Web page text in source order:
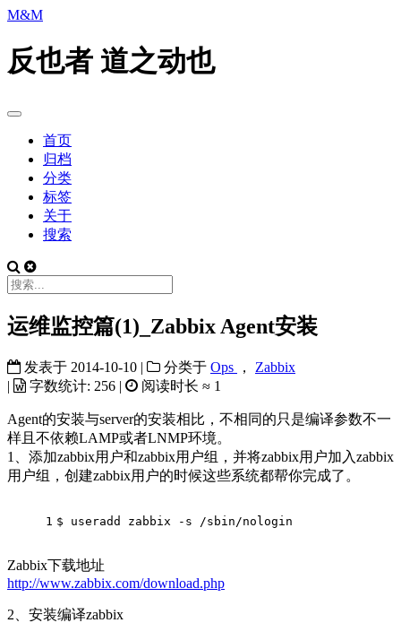
M&M
反也者 道之动也
首页
归档
分类
标签
关于
搜索
运维监控篇(1)_Zabbix Agent安装
发表于 2014-10-10 | 分类于 Ops ， Zabbix
|
字数统计: 256 | 阅读时长 ≈ 1
Agent的安装与server的安装相比，不相同的只是编译参数不一
样且不依赖LAMP或者LNMP环境。
1、添加zabbix用户和zabbix用户组，并将zabbix用户加入zabbix
用户组，创建zabbix用户的时候这些系统都帮你完成了。
1 $ useradd zabbix -s /sbin/nologin
Zabbix下载地址
http://www.zabbix.com/download.php
2、安装编译zabbix